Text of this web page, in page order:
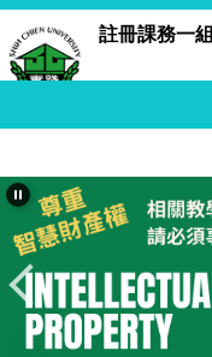
跳
到
主
容
區
註冊課務一組